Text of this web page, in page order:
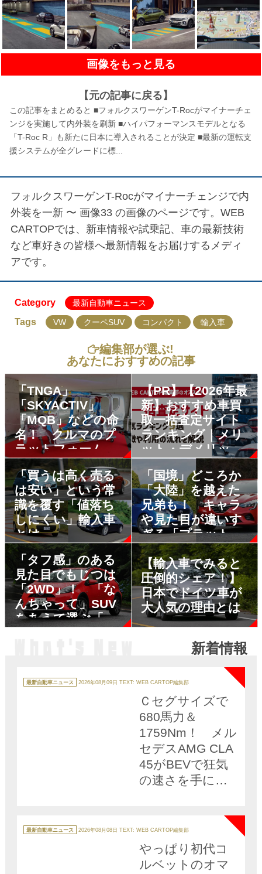
画像をもっと見る
【元の記事に戻る】
この記事をまとめると ■フォルクスワーゲンT-Rocがマイナーチェ
ンジを実施して内外装を刷新 ■ハイパフォーマンスモデルとなる
「T-Roc R」も新たに日本に導入されることが決定 ■最新の運転支
援システムが全グレードに標...
フォルクスワーゲンT-Rocがマイナーチェンジで内
外装を一新 〜 画像33 の画像のページです。WEB
CARTOPでは、新車情報や試乗記、車の最新技術
など車好きの皆様へ最新情報をお届けするメディ
アです。
Category 最新自動車ニュース
Tags VW クーペSUV コンパクト 輸入車
編集部が選ぶ!
あなたにおすすめの記事
「TNGA」
「SKYACTIV」
「MQB」などの命
名！ クルマのプ
ラットフォームが
突如「日の目」を
浴びるようになっ
たワケ
【PR】【2026年最
新】おすすめ車買
取一括査定サイト
ランキング｜メリ
ット・デメリット
「買うは高く売る
は安い」という常
識を覆す「値落ち
しにくい」輸入車
とは
「国境」どころか
「大陸」を越えた
兄弟も！ キャラ
や見た目が違いす
ぎる「プラットフ
ォーム共用」のク
ルマ5組10台！
「タフ感」のある
見た目でもじつは
「2WD」！ 「な
んちゃって」SUV
をあえて選ぶ「意
【輸入車でみると
圧倒的シェア！】
日本でドイツ車が
大人気の理由とは
新着情報
テ
ゴ
最新自動車ニュース 2026年08月09日 TEXT: WEB CARTOP編集部
NEW
Ｃセグサイズで
680馬力＆
1759Nm！ メル
セデスAMG CLA
45がBEVで狂気
の速さを手に入
テ
ゴ
最新自動車ニュース 2026年08月08日 TEXT: WEB CARTOP編集部
やっぱり初代コ
ルベットのオマ